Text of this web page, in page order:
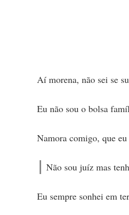
Aí morena, não sei se
Eu não sou o bolsa
Namora comigo, que
Não sou juíz mas
Eu sempre sonhei em